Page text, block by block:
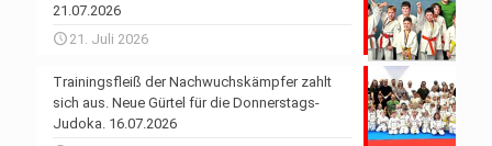
21.07.2026
21. Juli 2026
Trainingsfleiß der Nachwuchskämpfer zahlt
sich aus. Neue Gürtel für die Donnerstags-
Judoka. 16.07.2026